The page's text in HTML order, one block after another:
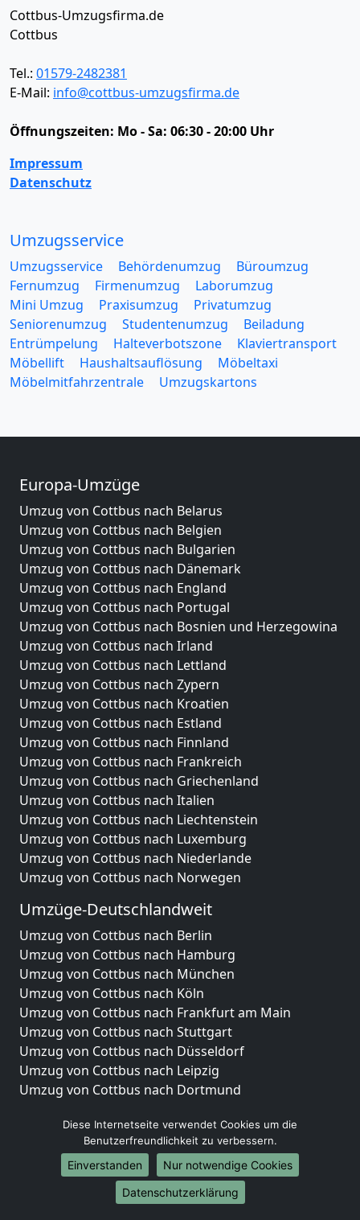
Cottbus-Umzugsfirma.de
Cottbus
Tel.: 01579-2482381
E-Mail: info@cottbus-umzugsfirma.de
Öffnungszeiten: Mo - Sa: 06:30 - 20:00 Uhr
Impressum
Datenschutz
Umzugsservice
Umzugsservice Behördenumzug
Büroumzug
Fernumzug
Firmenumzug
Laborumzug
Mini Umzug
Praxisumzug
Privatumzug
Seniorenumzug
Studentenumzug
Beiladung
Entrümpelung
Halteverbotszone
Klaviertransport
Möbellift
Haushaltsauflösung
Möbeltaxi
Möbelmitfahrzentrale
Umzugskartons
Europa-Umzüge
Umzug von Cottbus nach Belarus
Umzug von Cottbus nach Belgien
Umzug von Cottbus nach Bulgarien
Umzug von Cottbus nach Dänemark
Umzug von Cottbus nach England
Umzug von Cottbus nach Portugal
Umzug von Cottbus nach Bosnien und Herzegowina
Umzug von Cottbus nach Irland
Umzug von Cottbus nach Lettland
Umzug von Cottbus nach Zypern
Umzug von Cottbus nach Kroatien
Umzug von Cottbus nach Estland
Umzug von Cottbus nach Finnland
Umzug von Cottbus nach Frankreich
Umzug von Cottbus nach Griechenland
Umzug von Cottbus nach Italien
Umzug von Cottbus nach Liechtenstein
Umzug von Cottbus nach Luxemburg
Umzug von Cottbus nach Niederlande
Umzug von Cottbus nach Norwegen
Umzüge-Deutschlandweit
Umzug von Cottbus nach Berlin
Umzug von Cottbus nach Hamburg
Umzug von Cottbus nach München
Umzug von Cottbus nach Köln
Umzug von Cottbus nach Frankfurt am Main
Umzug von Cottbus nach Stuttgart
Umzug von Cottbus nach Düsseldorf
Umzug von Cottbus nach Leipzig
Umzug von Cottbus nach Dortmund
Umzug von Cottbus nach Bremen
Umzug von Cottbus nach Dresden
Umzug von Cottbus nach Hannover
Umzug von Cottbus nach Nürnberg
Umzug von Cottbus nach Duisburg
Diese Internetseite verwendet Cookies um die
Benutzerfreundlichkeit zu verbessern.
Einverstanden
Nur notwendige Cookies
Datenschutzerklärung